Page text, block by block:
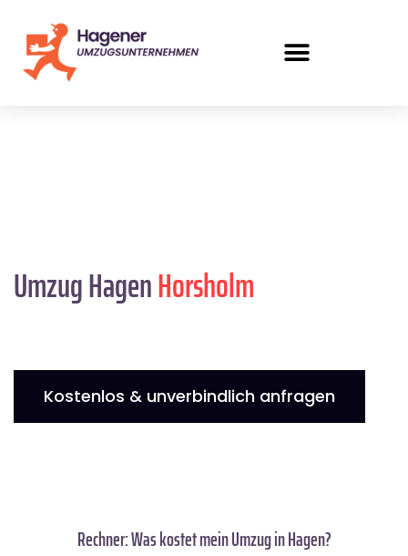
Umzug HagenHorsholm
Kostenlos & unverbindlich anfragen
Rechner: Was kostet mein Umzug in Hagen?